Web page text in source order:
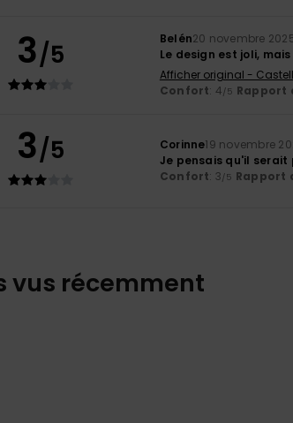
3/5 Belén20 novembre
Le design est joli,
Afficher original -
Confort: 4/5 Rapport
3/5 Corinne19 novembre
Je pensais qu'il serait
Confort: 3/5 Rapport
vus récemment